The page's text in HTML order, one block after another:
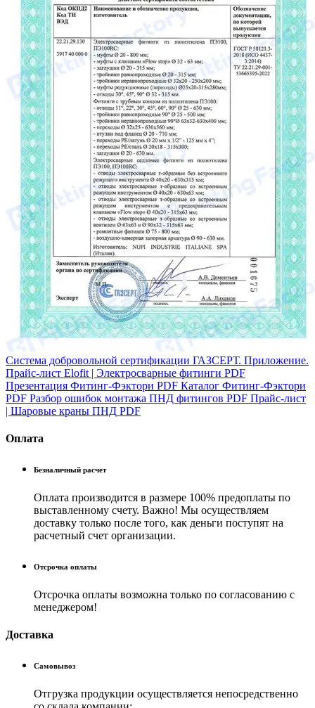
Система добровольной сертификации ГАЗСЕРТ. Приложение.
Прайс-лист Elofit | Электросварные фитинги PDF
Презентация Фитинг-Фэктори PDF Каталог Фитинг-Фэктори
PDF Разбор ошибок монтажа ПНД фитингов PDF Прайс-лист
| Шаровые краны ПНД PDF
Оплата
Безналичный расчет
Оплата производится в размере 100% предоплаты по
выставленному счету. Важно! Мы осуществляем
доставку только после того, как деньги поступят на
расчетный счет организации.
Отсрочка оплаты
Отсрочка оплаты возможна только по согласованию с
менеджером!
Доставка
Самовывоз
Отгрузка продукции осуществляется непосредственно